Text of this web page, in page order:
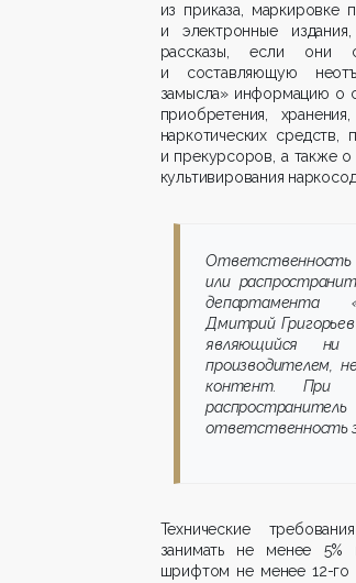
из приказа, маркировке
и электронные
рассказы, если они
и составляющую
замысла» информацию о
приобретения,
наркотических средств,
и прекурсоров, а также
культивирования
Ответственность
или
департамента
Дмитрий Григорьев
являющийся ни
производителем,
контент. При
ответственность
Технические
занимать не менее 5%
шрифтом не менее 12-го